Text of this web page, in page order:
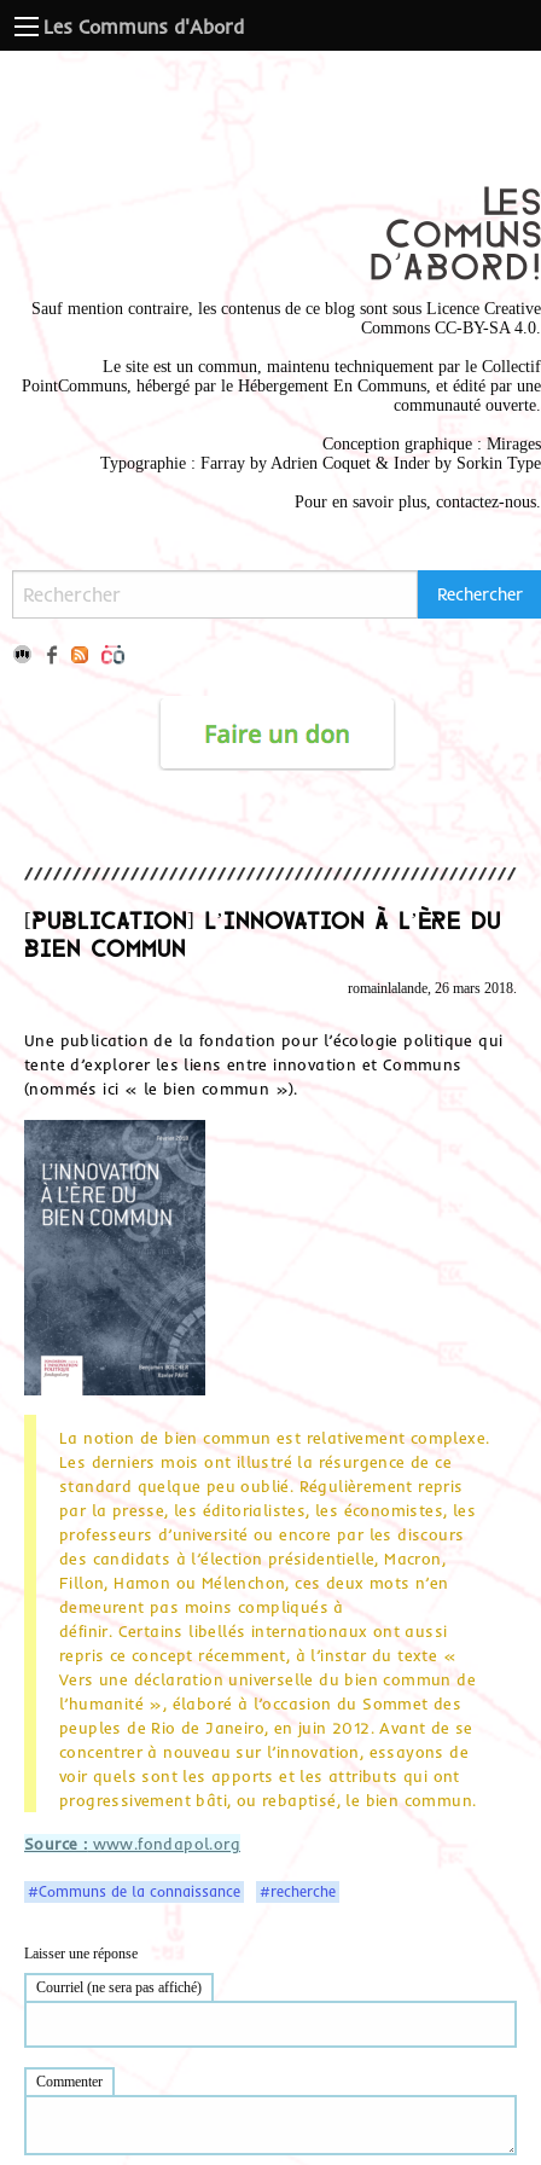
Les Communs d'Abord
Sauf mention contraire, les contenus de ce blog sont sous Licence Creative
Commons CC-BY-SA 4.0
Le site est un commun, maintenu techniquement par le Collectif
PointCommuns , hébergé par le Hébergement En Communs , et édité par une
communauté ouverte.
Conception graphique : Mirages
Typographie : Farray by Adrien Coquet & Inder by Sorkin Type
Pour en savoir plus, contactez-nous
[Publication] L’innovation à l’ère du
bien commun
romainlalande, 26 mars 2018.
Une publication de la fondation pour l’écologie politique qui
tente d’explorer les liens entre innovation et Communs
(nommés ici « le bien commun »).
La notion de bien commun est relativement complexe.
Les derniers mois ont illustré la résurgence de ce
standard quelque peu oublié. Régulièrement repris
par la presse, les éditorialistes, les économistes, les
professeurs d’université ou encore par les discours
des candidats à l’élection présidentielle, Macron,
Fillon, Hamon ou Mélenchon, ces deux mots n’en
demeurent pas moins compliqués à
définir. Certains libellés internationaux ont aussi
repris ce concept récemment, à l’instar du texte «
Vers une déclaration universelle du bien commun de
l’humanité », élaboré à l’occasion du Sommet des
peuples de Rio de Janeiro, en juin 2012. Avant de se
concentrer à nouveau sur l’innovation, essayons de
voir quels sont les apports et les attributs qui ont
progressivement bâti, ou rebaptisé, le bien commun.
Source : www.fondapol.org
#Communs de la connaissance #recherche
Laisser une réponse
Courriel (ne sera pas affiché)
Commenter